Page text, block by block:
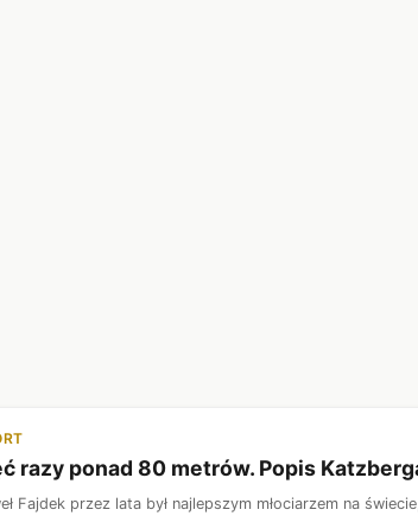
razy ponad 80 metrów. Popis
Fajdek przez lata był najlepszym młociarzem na